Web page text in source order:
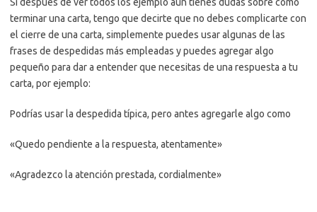
Si después de ver todos los ejemplo aun tienes dudas sobre como
terminar una carta, tengo que decirte que no debes complicarte con
el cierre de una carta, simplemente puedes usar algunas de las
frases de despedidas más empleadas y puedes agregar algo
pequeño para dar a entender que necesitas de una respuesta a tu
carta, por ejemplo:
Podrías usar la despedida típica, pero antes agregarle algo como
«Quedo pendiente a la respuesta, atentamente»
«Agradezco la atención prestada, cordialmente»